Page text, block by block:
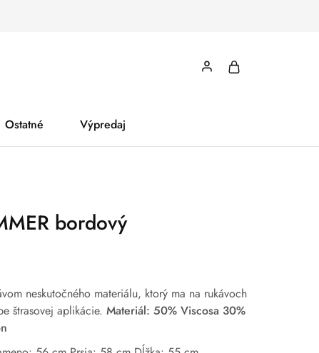
Ostatné Výpredaj
bordový
neskutočného materiálu, ktorý ma na rukávoch
štrasovej aplikácie. Materiál: 50% Viscosa 30%